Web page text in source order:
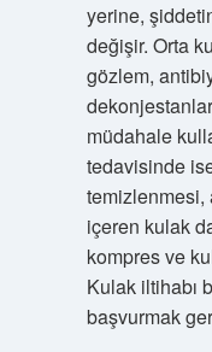
yerine,
değişir. Orta
gözlem,
müdahale
tedavisinde
temizlenmesi,
içeren kulak
kompres ve
Kulak iltihabı
başvurmak